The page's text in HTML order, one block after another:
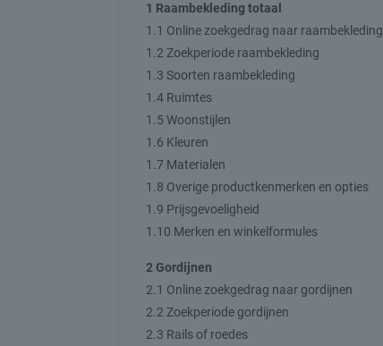
1 Raambekleding totaal
1.1 Online zoekgedrag naar raambekleding
1.2 Zoekperiode raambekleding
1.3 Soorten raambekleding
1.4 Ruimtes
1.5 Woonstijlen
1.6 Kleuren
1.7 Materialen
1.8 Overige productkenmerken en opties
1.9 Prijsgevoeligheid
1.10 Merken en winkelformules
2 Gordijnen
2.1 Online zoekgedrag naar gordijnen
2.2 Zoekperiode gordijnen
2.3 Rails of roedes